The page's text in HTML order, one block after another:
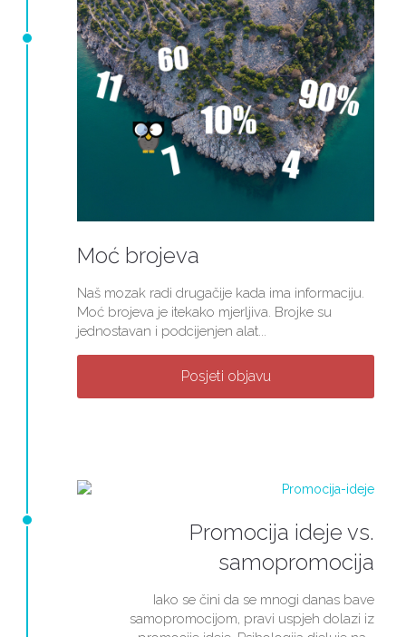
Moć brojeva
Naš mozak radi drugačije kada ima informaciju.
Moć brojeva je itekako mjerljiva. Brojke su
jednostavan i podcijenjen alat...
Posjeti objavu
Promocija ideje vs.
samopromocija
Iako se čini da se mnogi danas bave
samopromocijom, pravi uspjeh dolazi iz